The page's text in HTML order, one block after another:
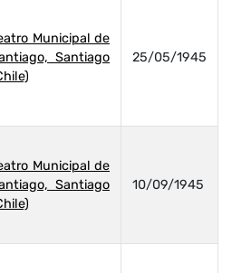
Municipal de
Santiago
25/05/1945
Municipal de
Santiago
10/09/1945